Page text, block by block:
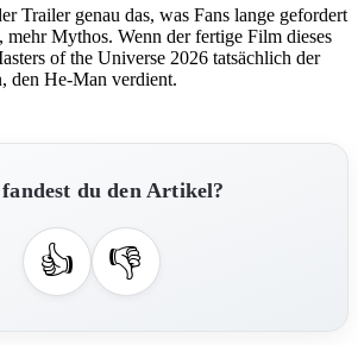
Trailer genau das, was Fans lange gefordert
mehr Mythos. Wenn der fertige Film dieses
of the Universe 2026 tatsächlich der
den He-Man verdient.
du den Artikel?
👍 👎